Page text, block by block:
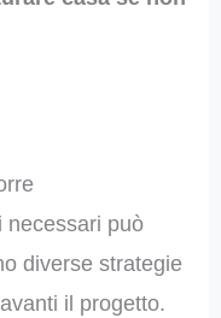
necessari può
diverse strategie
il progetto.